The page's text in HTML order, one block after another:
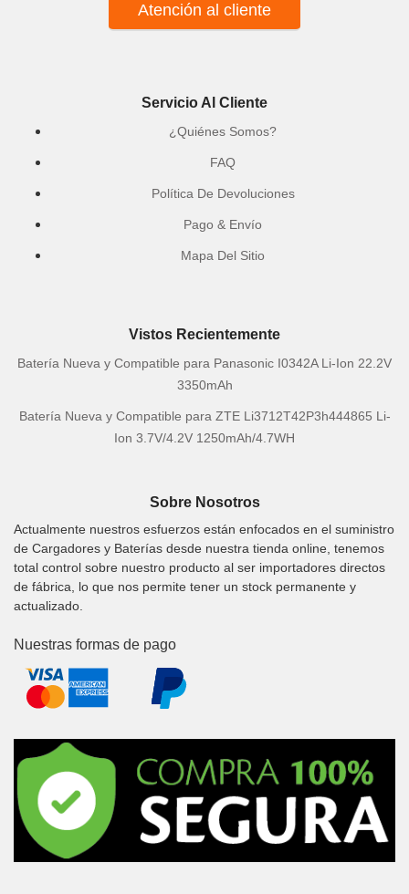
Atención al cliente
Servicio Al Cliente
¿Quiénes Somos?
FAQ
Política De Devoluciones
Pago & Envío
Mapa Del Sitio
Vistos Recientemente
Batería Nueva y Compatible para Panasonic I0342A Li-Ion 22.2V
3350mAh
Batería Nueva y Compatible para ZTE Li3712T42P3h444865 Li-
Ion 3.7V/4.2V 1250mAh/4.7WH
Sobre Nosotros
Actualmente nuestros esfuerzos están enfocados en el suministro
de Cargadores y Baterías desde nuestra tienda online, tenemos
total control sobre nuestro producto al ser importadores directos
de fábrica, lo que nos permite tener un stock permanente y
actualizado.
Nuestras formas de pago